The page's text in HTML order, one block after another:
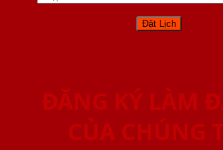
ĐĂNG KÝ LÀM
CỦA CHÚNG